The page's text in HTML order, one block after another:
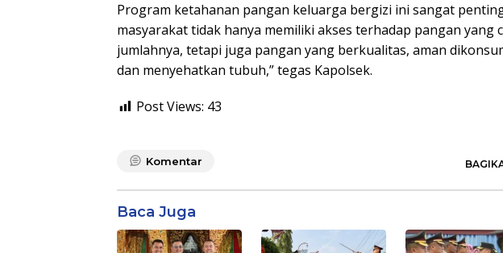
Program ketahanan pangan keluarga bergizi ini sangat
masyarakat tidak hanya memiliki akses terhadap pangan yang
jumlahnya, tetapi juga pangan yang berkualitas, aman
dan menyehatkan tubuh,” tegas Kapolsek.
Post Views: 43
Komentar
Baca Juga